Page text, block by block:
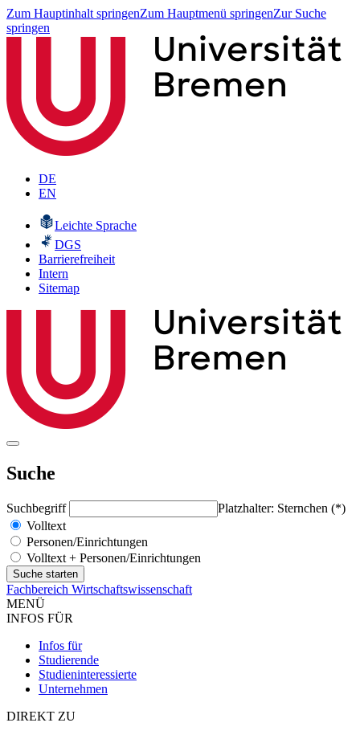
Zum Hauptinhalt springenZum Hauptmenü springenZur Suche
springen
DE
EN
Leichte Sprache
DGS
Barrierefreiheit
Intern
Sitemap
Suche
Suchbegriff
Platzhalter: Sternchen (*)
Volltext
Personen/Einrichtungen
Volltext + Personen/Einrichtungen
Fachbereich Wirtschaftswissenschaft
MENÜ
INFOS FÜR
Infos für
Studierende
Studieninteressierte
Unternehmen
DIREKT ZU